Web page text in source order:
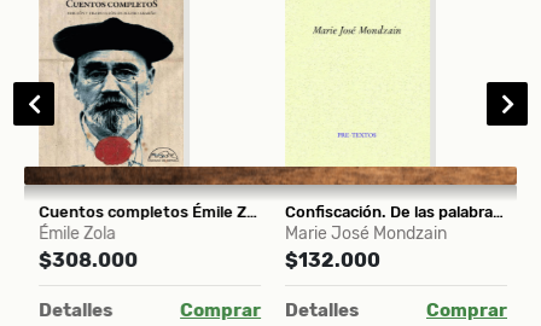
Cuentos completos Émile Zola
Émile Zola
$308.000
Detalles Comprar
Confiscación. De las palabras, de las imágenes y del tiempo
Marie José Mondzain
$132.000
Detalles Comprar